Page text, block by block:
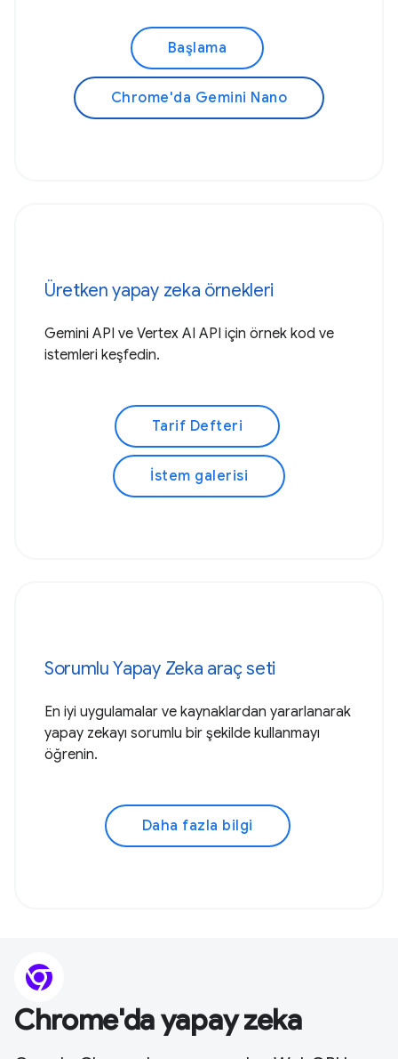
Başlama
Chrome'da Gemini Nano
Üretken yapay zeka örnekleri
Gemini API ve Vertex AI API için örnek kod ve
istemleri keşfedin.
Tarif Defteri
İstem galerisi
Sorumlu Yapay Zeka araç seti
En iyi uygulamalar ve kaynaklardan yararlanarak
yapay zekayı sorumlu bir şekilde kullanmayı
öğrenin.
Daha fazla bilgi
Chrome'da yapay zeka